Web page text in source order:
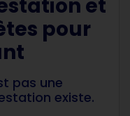
et
pour
pas une
existe.